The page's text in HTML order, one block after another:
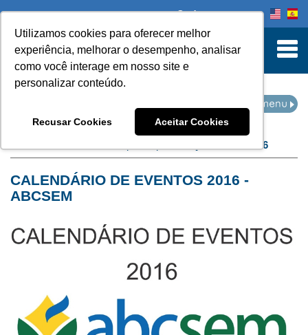
Utilizamos cookies para oferecer melhor
experiência, melhorar o desempenho, analisar
como você interage em nosso site e
personalizar conteúdo.
Recusar Cookies Aceitar Cookies
to Content
Onde comprar
janeiro de 2016
CALENDÁRIO DE EVENTOS 2016 -
ABCSEM